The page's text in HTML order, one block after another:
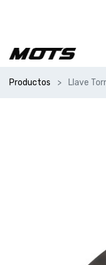
Productos Llave